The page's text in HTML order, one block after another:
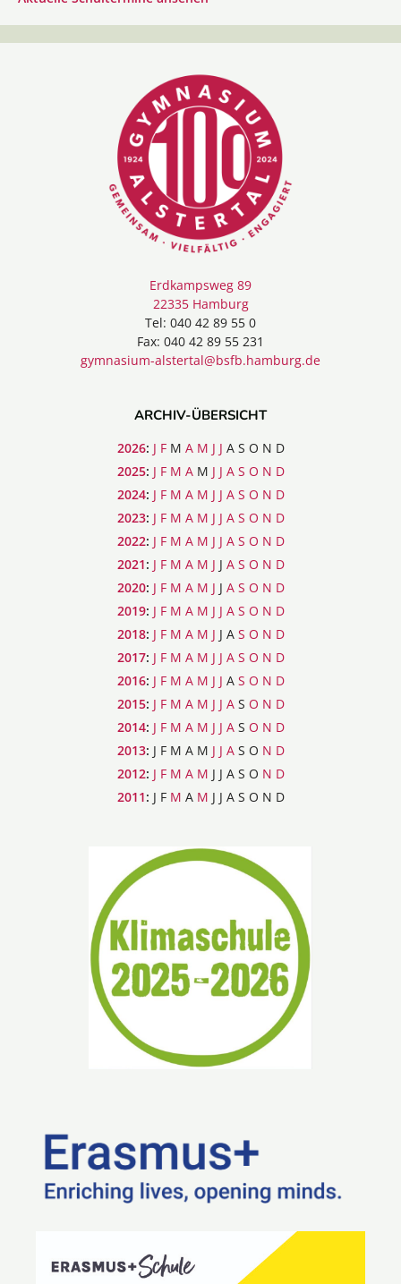
Erdkampsweg 89
22335 Hamburg
Tel: 040 42 89 55 0
Fax: 040 42 89 55 231
gymnasium-alstertal@bsfb.hamburg.de
ARCHIV-ÜBERSICHT
2026: J F M A M J J A S O N D
2025: J F M A M J J A S O N D
2024: J F M A M J J A S O N D
2023: J F M A M J J A S O N D
2022: J F M A M J J A S O N D
2021: J F M A M J J A S O N D
2020: J F M A M J J A S O N D
2019: J F M A M J J A S O N D
2018: J F M A M J J A S O N D
2017: J F M A M J J A S O N D
2016: J F M A M J J A S O N D
2015: J F M A M J J A S O N D
2014: J F M A M J J A S O N D
2013: J F M A M J J A S O N D
2012: J F M A M J J A S O N D
2011: J F M A M J J A S O N D